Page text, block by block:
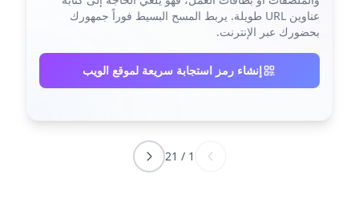
عناوين URL طويلة. يربط المسح البسيط فوراً جمهورك
بحضورك عبر الإنترنت.
إنشاء رمز استجابة سريعة لموقع الويب
1
/
21